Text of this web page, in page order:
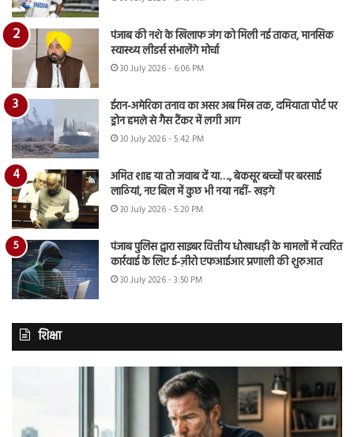
पंजाब की नशे के खिलाफ जंग को मिली नई ताकत, मानसिक
स्वास्थ्य लीडर्स संभालेंगे मोर्चा
30 July 2026 - 6:06 PM
ईरान-अमेरिका तनाव का असर अब मिस्र तक, दमियाता पोर्ट पर
ड्रोन हमले से गैस टैंकर में लगी आग
30 July 2026 - 5:42 PM
अमित शाह या तो जवाब दें या…., बेकसूर बच्चों पर बरसाई
लाठियां, नए बिल में कुछ भी नया नहीं- खड़गे
30 July 2026 - 5:20 PM
पंजाब पुलिस द्वारा साइबर वित्तीय धोखाधड़ी के मामलों में त्वरित
कार्रवाई के लिए ई-ज़ीरो एफआईआर प्रणाली की शुरुआत
30 July 2026 - 3:50 PM
शिक्षा